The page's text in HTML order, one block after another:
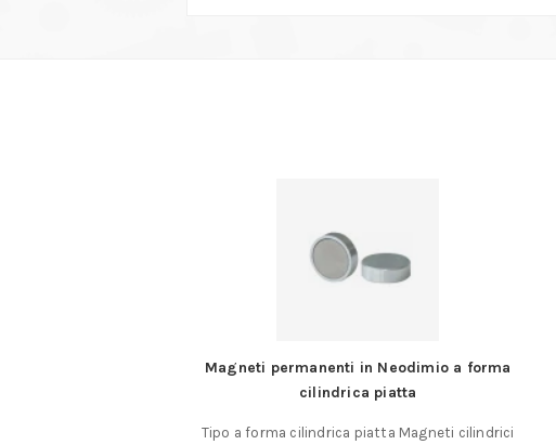
Magneti permanenti in Neodimio a forma
cilindrica piatta
Tipo a forma cilindrica piatta Magneti cilindrici